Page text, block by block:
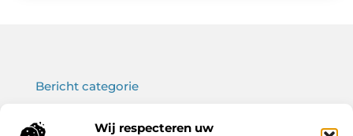
Wij respecteren uw
Bericht categorie